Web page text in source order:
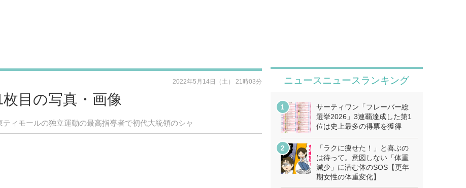
目の写真・画像
ィモールの独立運動の最高指導者で初代大統領のシャ
2022年5月14日（土） 21時03分 ニュースニュースランキング
サーティワン「フレーバー総
選挙2026」3連覇達成した第1
位は史上最多の得票を獲得
「ラクに痩せた！」と喜ぶの
は待って。意図しない「体重
減少」に潜む体のSOS【更年
期女性の体重変化】